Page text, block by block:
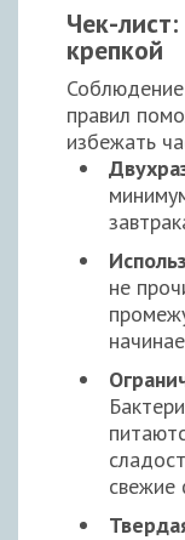
Чек-
крепкой
правил
избежать
не
свежие